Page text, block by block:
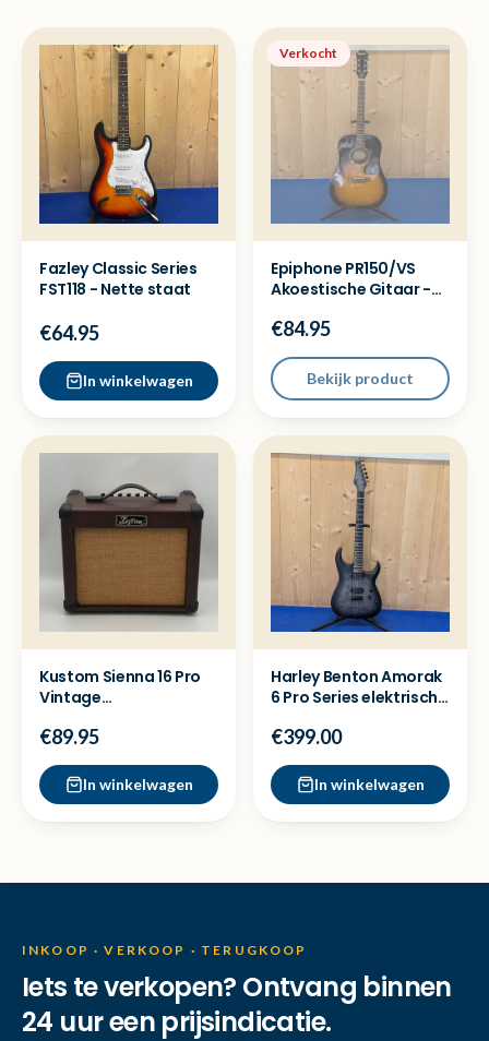
Fazley Classic Series
FST118 - Nette staat
€64.95
In winkelwagen
Verkocht
Epiphone PR150/VS
Akoestische Gitaar -
€84.95
Bekijk product
Kustom Sienna 16 Pro
Vintage
Nette staat
€89.95
In winkelwagen
Harley Benton Amorak
6 Pro Series elektrische
€399.00
In winkelwagen
INKOOP · VERKOOP · TERUGKOOP
Iets te verkopen? Ontvang binnen
24 uur een prijsindicatie.